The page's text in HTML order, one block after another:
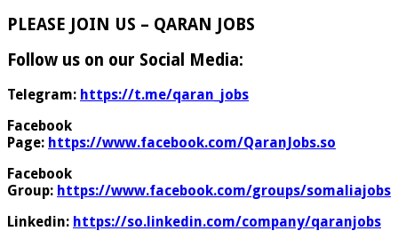
PLEASE JOIN US – QARAN JOBS
Follow us on our Social Media:
Telegram: https://t.me/qaran_jobs
Facebook
Page: https://www.facebook.com/QaranJobs.so
Facebook
Group: https://www.facebook.com/groups/somaliajobs
Linkedin: https://so.linkedin.com/company/qaranjobs